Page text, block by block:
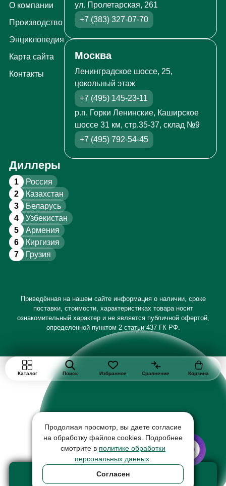
Добавить в корзину
товар на сумму 612600 ₽
О компании
Производство
Энциклопедия
Карта сайта
Контакты
ул. Пролетарская, 261
+7 (383) 327-07-70
Москва
Ленинградское шоссе, 25,
цокольный этаж
+7 (495) 145-23-11
р.п. Горки Ленинские, Каширское
шоссе 31 км, стр.35-37, склад №9
+7 (495) 792-54-45
Диллеры
1 Россия
2 Казахстан
3 Беларусь
4 Узбекистан
5 Армения
6 Киргизия
7 Грузия
Приведённая на нашем сайте информация о наличии, сроке
поставки, стоимости, характеристиках товара носит
ознакомительный характер и не является публичной офертой,
определенной пунктом 2 статьи 437 ГК РФ.
Каталог Поиск Избранное Сравнение Корзина
Продолжая просмотр, вы даете согласие
на обработку файлов cookies. Подробнее
смотрите в политике обработки
персональных данных
Согласен